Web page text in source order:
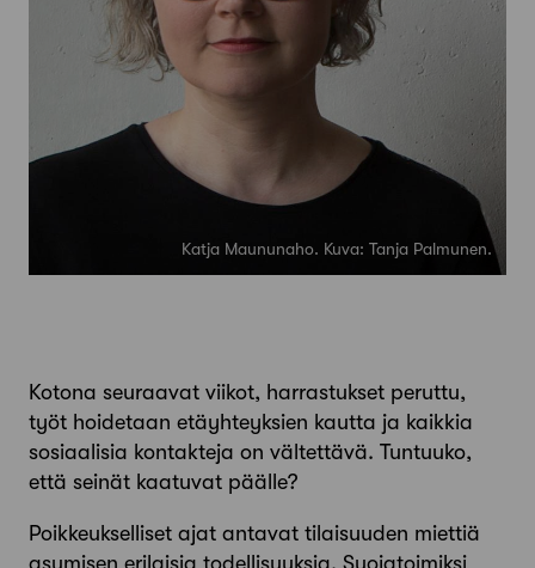
Katja Maununaho. Kuva: Tanja Palmunen.
Kotona seuraavat viikot, harrastukset peruttu,
työt hoidetaan etäyhteyksien kautta ja kaikkia
sosiaalisia kontakteja on vältettävä. Tuntuuko,
että seinät kaatuvat päälle?
Poikkeukselliset ajat antavat tilaisuuden miettiä